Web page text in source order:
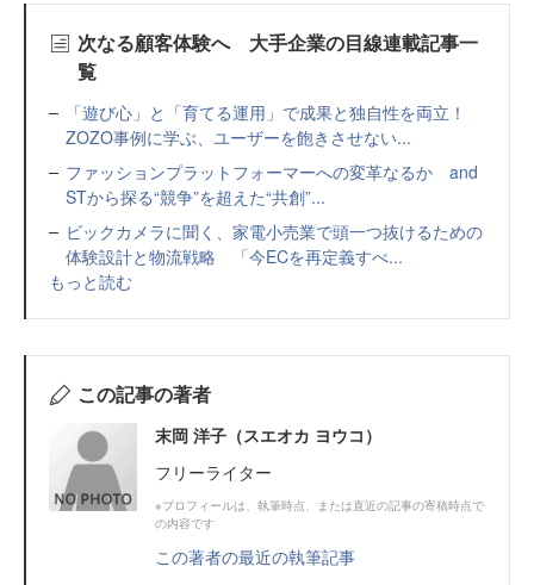
次なる顧客体験へ 大手企業の目線連載記事一
覧
「遊び心」と「育てる運用」で成果と独自性を両立！
ZOZO事例に学ぶ、ユーザーを飽きさせない...
ファッションプラットフォーマーへの変革なるか and
STから探る“競争”を超えた“共創”...
ビックカメラに聞く、家電小売業で頭一つ抜けるための
体験設計と物流戦略 「今ECを再定義すべ...
もっと読む
この記事の著者
末岡 洋子（スエオカ ヨウコ）
フリーライター
※プロフィールは、執筆時点、または直近の記事の寄稿時点で
の内容です
この著者の最近の執筆記事